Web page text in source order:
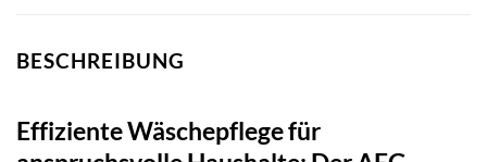
BESCHREIBUNG
Effiziente Wäschepflege für